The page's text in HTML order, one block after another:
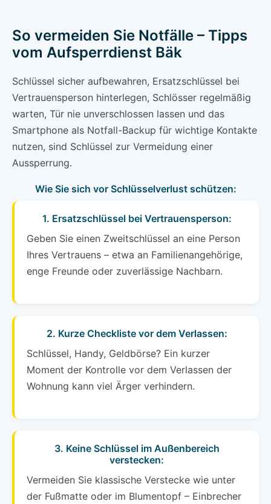
So vermeiden Sie Notfälle – Tipps
vom Aufsperrdienst Bäk
Schlüssel sicher aufbewahren, Ersatzschlüssel bei
Vertrauensperson hinterlegen, Schlösser regelmäßig
warten, Tür nie unverschlossen lassen und das
Smartphone als Notfall-Backup für wichtige Kontakte
nutzen, sind Schlüssel zur Vermeidung einer
Aussperrung.
Wie Sie sich vor Schlüsselverlust schützen:
1. Ersatzschlüssel bei Vertrauensperson:
Geben Sie einen Zweitschlüssel an eine Person
Ihres Vertrauens – etwa an Familienangehörige,
enge Freunde oder zuverlässige Nachbarn.
2. Kurze Checkliste vor dem Verlassen:
Schlüssel, Handy, Geldbörse? Ein kurzer
Moment der Kontrolle vor dem Verlassen der
Wohnung kann viel Ärger verhindern.
3. Keine Schlüssel im Außenbereich
verstecken:
Vermeiden Sie klassische Verstecke wie unter
der Fußmatte oder im Blumentopf – Einbrecher